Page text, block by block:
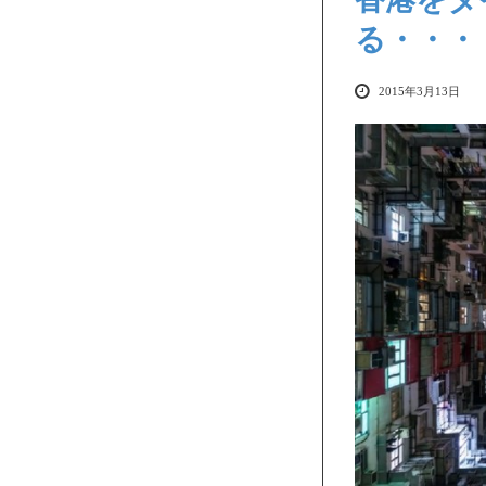
る・・・
2015年3月13日